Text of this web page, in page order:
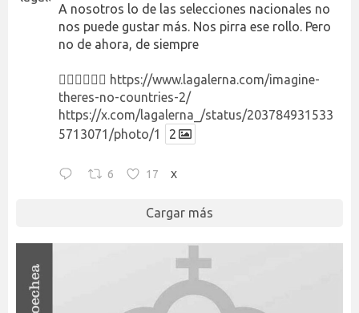
A nosotros lo de las selecciones nacionales no
nos puede gustar más. Nos pirra ese rollo. Pero
no de ahora, de siempre
👉🏻👉🏻👉🏻 https://www.lagalerna.com/imagine-
theres-no-countries-2/
https://x.com/lagalerna_/status/203784931533
5713071/photo/1
2
6 17 X
Cargar más